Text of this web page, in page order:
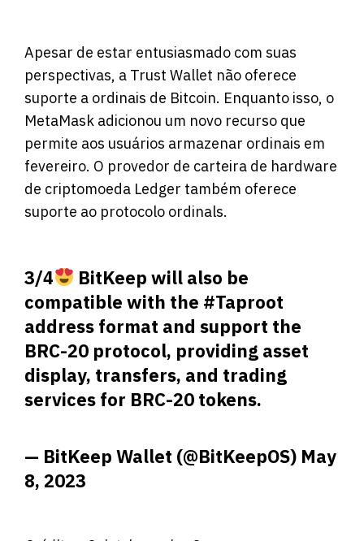
Apesar de estar entusiasmado com suas
perspectivas, a Trust Wallet não oferece
suporte a ordinais de Bitcoin. Enquanto isso, o
MetaMask adicionou um novo recurso que
permite aos usuários armazenar ordinais em
fevereiro. O provedor de carteira de hardware
de criptomoeda Ledger também oferece
suporte ao protocolo ordinals.
3/4
BitKeep will also be
compatible with the #Taproot
address format and support the
BRC-20 protocol, providing asset
display, transfers, and trading
services for BRC-20 tokens.
— BitKeep Wallet (@BitKeepOS) May
8, 2023